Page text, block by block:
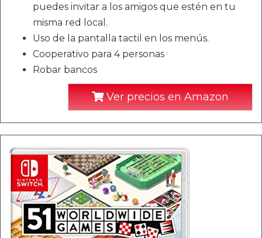
puedes invitar a los amigos que estén en tu
misma red local.
Uso de la pantalla tactil en los menús.
Cooperativo para 4 personas
Robar bancos
Ver precios en Amazon